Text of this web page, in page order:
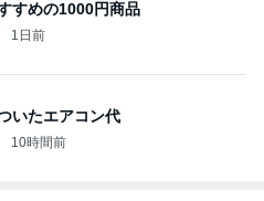
すめの1000円商品
1日前
いたエアコン代
10時間前